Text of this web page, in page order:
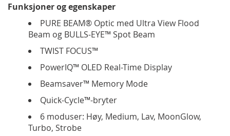
Funksjoner og egenskaper
PURE BEAM® Optic med Ultra View Flood
Beam og BULLS-EYE™ Spot Beam
TWIST FOCUS™
PowerIQ™ OLED Real-Time Display
Beamsaver™ Memory Mode
Quick-Cycle™-bryter
6 moduser: Høy, Medium, Lav, MoonGlow,
Turbo, Strobe